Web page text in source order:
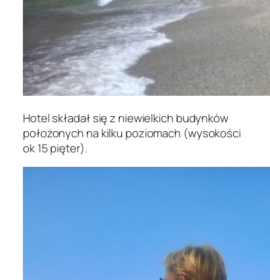
Hotel składał się z niewielkich budynków
położonych na kilku poziomach (wysokości
ok 15 pięter).